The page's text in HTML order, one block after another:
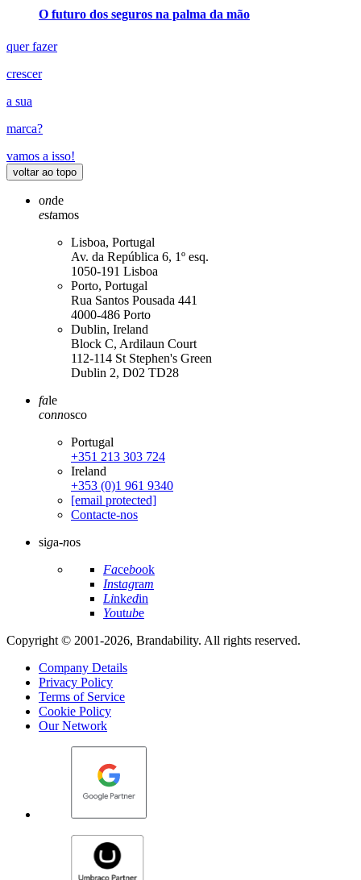
O futuro dos seguros na palma da mão
quer fazer
crescer
a sua
marca?
vamos a isso!
voltar ao topo
onde
estamos
Lisboa, Portugal
Av. da República 6, 1º esq.
1050-191 Lisboa
Porto, Portugal
Rua Santos Pousada 441
4000-486 Porto
Dublin, Ireland
Block C, Ardilaun Court
112-114 St Stephen's Green
Dublin 2, D02 TD28
fale
connosco
Portugal
+351 213 303 724
Ireland
+353 (0)1 961 9340
[email protected]
Contacte-nos
siga-nos
Facebook
Instagram
Linkedin
Youtube
Copyright © 2001-2026, Brandability. All rights reserved.
Company Details
Privacy Policy
Terms of Service
Cookie Policy
Our Network